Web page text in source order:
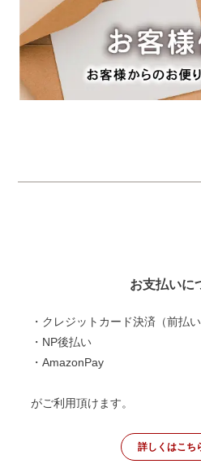
お支払いに
・クレジットカード決済（前払い
・NP後払い
・AmazonPay
がご利用頂けます。
詳しくはこち